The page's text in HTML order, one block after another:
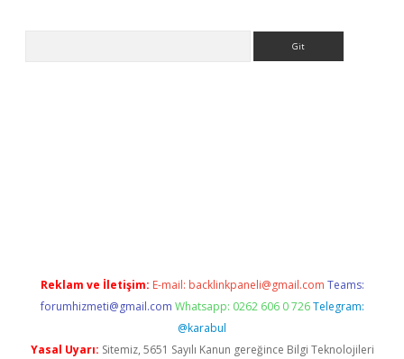
Reklam ve İletişim: E-mail: backlinkpaneli@gmail.com Teams:
forumhizmeti@gmail.com Whatsapp: 0262 606 0 726 Telegram:
@karabul
Yasal Uyarı: Sitemiz, 5651 Sayılı Kanun gereğince Bilgi Teknolojileri